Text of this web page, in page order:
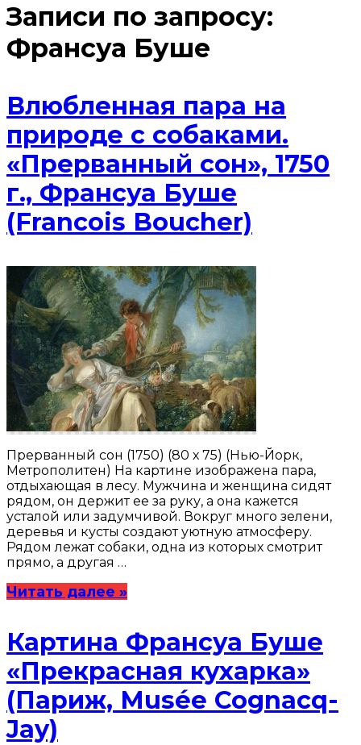
Записи по запросу:
Франсуа Буше
Влюбленная пара на
природе с собаками.
«Прерванный сон», 1750
г., Франсуа Буше
(Francois Boucher)
Прерванный сон (1750) (80 х 75) (Нью-Йорк,
Метрополитен) На картине изображена пара,
отдыхающая в лесу. Мужчина и женщина сидят
рядом, он держит ее за руку, а она кажется
усталой или задумчивой. Вокруг много зелени,
деревья и кусты создают уютную атмосферу.
Рядом лежат собаки, одна из которых смотрит
прямо, а другая …
Читать далее »
Картина Франсуа Буше
«Прекрасная кухарка»
(Париж, Musée Cognacq-
Jay)